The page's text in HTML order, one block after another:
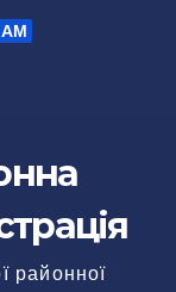
районної